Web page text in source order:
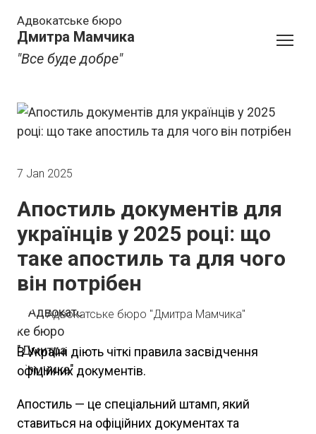
Адвокатське бюро
Дмитра Мамчика
"Все буде добре"
7 Jan 2025
Апостиль документів для
українців у 2025 році: що
таке апостиль та для чого
він потрібен
Адвокатське бюро "Дмитра Мамчика"
В Україні діють чіткі правила засвідчення
офіційних документів.
Апостиль — це спеціальний штамп, який
ставиться на офіційних документах та